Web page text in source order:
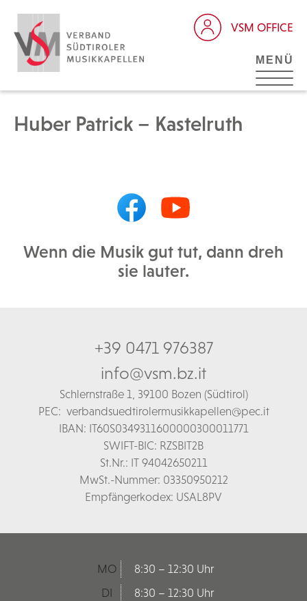
VSM OFFICE
MENÜ
Huber Patrick – Kastelruth
Wenn die Musik gut tut, dann dreh
sie lauter.
+39 0471 976387
info@vsm.bz.it
Schlernstraße 1, 39100 Bozen (Südtirol)
PEC: verbandsuedtirolermusikkapellen@pec.it
IBAN: IT60S0349311600000300011771
SWIFT-BIC: RZSBIT2B
St.Nr.: IT 94042650211
MwSt.-Nummer: 03350950212
Empfängerkodex: USAL8PV
MO
8:30 – 12:30 Uhr
DI
8:30 – 12:30 Uhr